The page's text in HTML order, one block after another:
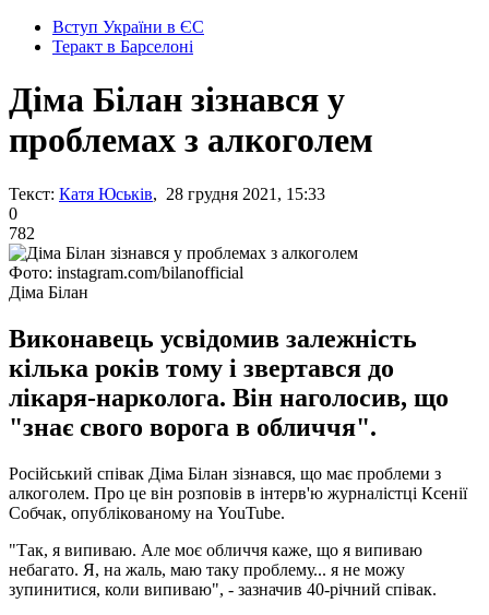
Вступ України в ЄС
Теракт в Барселоні
Діма Білан зізнався у
проблемах з алкоголем
Текст: Катя Юськів, 28 грудня 2021, 15:33
0
782
Фото: instagram.com/bilanofficial
Діма Білан
Виконавець усвідомив залежність
кілька років тому і звертався до
лікаря-нарколога. Він наголосив, що
"знає свого ворога в обличчя".
Російський співак Діма Білан зізнався, що має проблеми з
алкоголем. Про це він розповів в інтерв'ю журналістці Ксенії
Собчак, опублікованому на YouTube.
"Так, я випиваю. Але моє обличчя каже, що я випиваю
небагато. Я, на жаль, маю таку проблему... я не можу
зупинитися, коли випиваю", - зазначив 40-річний співак.